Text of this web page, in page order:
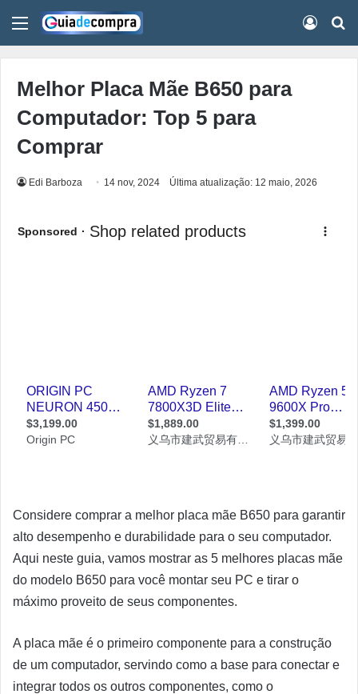
Menu
Melhor Placa Mãe B650 para
Computador: Top 5 para
Comprar
Edi Barboza 14 nov, 2024 Última atualização: 12 maio, 2026
Considere comprar a melhor placa mãe B650 para garantir
alto desempenho e durabilidade para o seu computador.
Aqui neste guia, vamos mostrar as 5 melhores placas mãe
do modelo B650 para você montar seu PC e tirar o
máximo proveito de seus componentes.
A placa mãe é o primeiro componente para a construção
de um computador, servindo como a base para conectar e
integrar todos os outros componentes, como o